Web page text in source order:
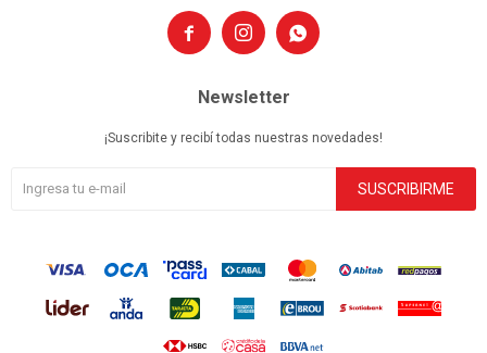
  
Newsletter
¡Suscribite y recibí todas nuestras novedades!
SUSCRIBIRME